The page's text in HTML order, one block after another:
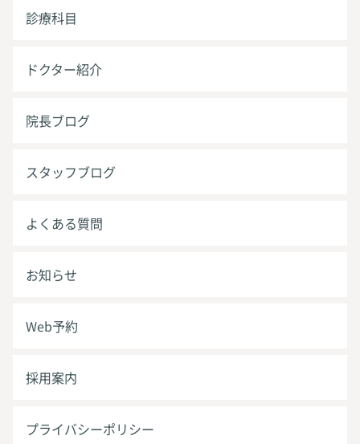
診療科目
ドクター紹介
院長ブログ
スタッフブログ
よくある質問
お知らせ
Web予約
採用案内
プライバシーポリシー